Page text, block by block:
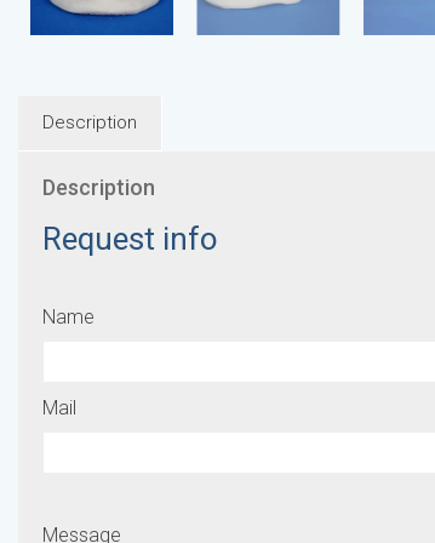
Description
Description
Request info
Name
Mail
Message